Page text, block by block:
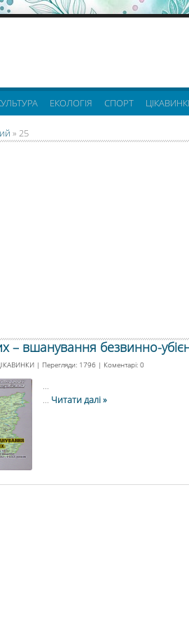
ЕКОЛОГІЯ СПОРТ
» 25
– вшанування безвинно-
| Перегляди: 1796 | Коментарі: 0
...
... Читати далі »